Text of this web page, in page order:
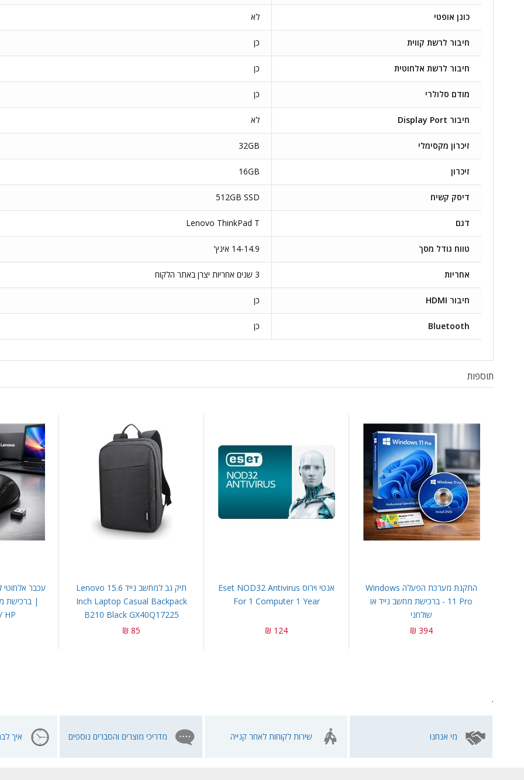
כונן אופטי לא
חיבור לרשת קווית כן
חיבור לרשת אלחוטית כן
מודם סלולרי כן
חיבור Display Port לא
זיכרון מקסימלי 32GB
זיכרון 16GB
דיסק קשיח 512GB SSD
דגם Lenovo ThinkPad T
טווח גודל מסך 14-14.9 אינץ'
אחריות 3 שנים אחריות יצרן באתר הלקוח
חיבור HDMI כן
Bluetooth כן
תוספות
התקנת מערכת הפעלה Windows
11 Pro - ברכישת מחשב נייד או
שולחני
394 ₪
אנטי וירוס Eset NOD32 Antivirus
For 1 Computer 1 Year
124 ₪
תיק גב למחשב נייד Lenovo 15.6
Inch Laptop Casual Backpack
B210 Black GX40Q17225
85 ₪
HP
.
מי אנחנו שירות לקוחות לאחר קנייה מדריכי מוצרים והסברים נוספים איך